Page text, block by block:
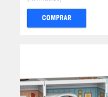
COMPRAR